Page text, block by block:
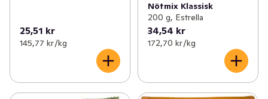
25,51 kr
145,77 kr /kg
Nötmix Klassisk
200 g, Estrella
34,54 kr
172,70 kr /kg